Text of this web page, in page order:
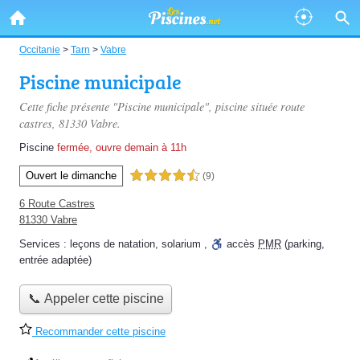
Occitanie > Tarn > Vabre
Piscine municipale
Cette fiche présente "Piscine municipale", piscine située route
castres, 81330 Vabre.
Piscine fermée, ouvre demain à 11h
Ouvert le dimanche 4,5 étoiles sur 5 (9)
6 Route Castres
81330 Vabre
Services : leçons de natation, solarium , accès PMR (parking,
entrée adaptée)
📞 Appeler cette piscine
Recommander cette piscine